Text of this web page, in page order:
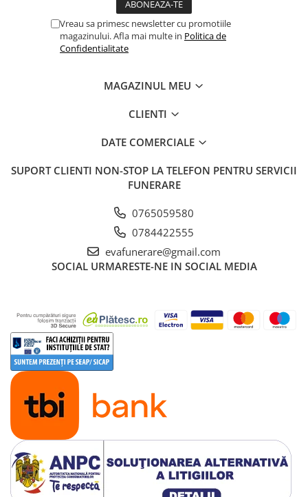
Vreau sa primesc newsletter cu promotiile
magazinului. Afla mai multe in Politica de
Confidentialitate
MAGAZINUL MEU
CLIENTI
DATE COMERCIALE
SUPORT CLIENTI NON-STOP LA TELEFON PENTRU SERVICII
FUNERARE
0765059580
0784422555
evafunerare@gmail.com
SOCIAL URMARESTE-NE IN SOCIAL MEDIA